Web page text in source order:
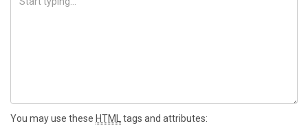
You may use these HTMLtags and attributes: